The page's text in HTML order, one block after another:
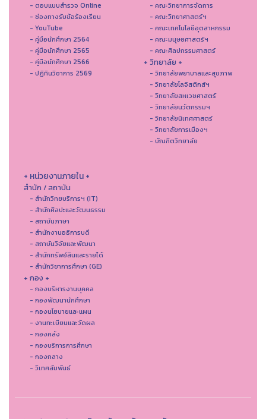
- ตอบแบบสำรวจ Online
- ช่องทางรับข้อร้องเรียน
- YouTube
- คู่มือนักศึกษา 2564
- คู่มือนักศึกษา 2565
- คู่มือนักศึกษา 2566
- ปฏิทินวิชาการ 2569
- คณะวิทยาการจัดการ
- คณะวิทยาศาสตร์ฯ
- คณะเทคโนโลยีอุตสาหกรรม
- คณะมนุษยศาสตร์ฯ
- คณะศิลปกรรมศาสตร์
+ วิทยาลัย +
- วิทยาลัยพยาบาลและสุขภาพ
- วิทยาลัยโลจิสติกส์ฯ
- วิทยาลัยสหเวชศาสตร์
- วิทยาลัยนวัตกรรมฯ
- วิทยาลัยนิเทศศาสตร์
- วิทยาลัยการเมืองฯ
- บัณฑิตวิทยาลัย
+ หน่วยงานภายใน +
สำนัก / สถาบัน
- สำนักวิทยบริการฯ (IT)
- สํานักศิลปะและวัฒนธรรม
- สถาบันภาษา
- สำนักงานอธิการบดี
- สถาบันวิจัยและพัฒนา
- สำนักทรัพย์สินและรายได้
- สำนักวิชาการศึกษา (GE)
+ กอง +
- กองบริหารงานบุคคล
- กองพัฒนานักศึกษา
- กองนโยบายและแผน
- งานทะเบียนและวัดผล
- กองคลัง
- กองบริการการศึกษา
- กองกลาง
- วิเทศสัมพันธ์